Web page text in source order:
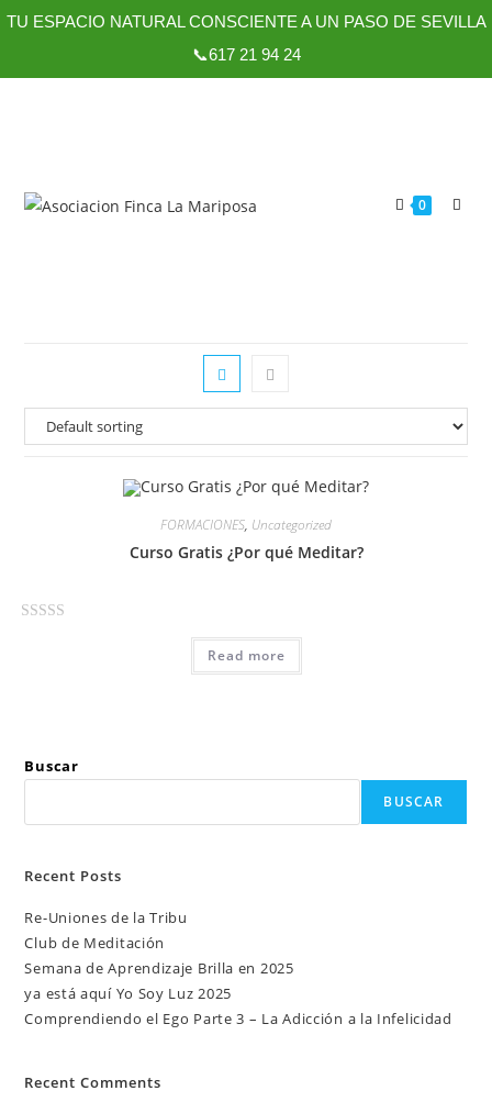
TU ESPACIO NATURAL CONSCIENTE A UN PASO DE SEVILLA
📞617 21 94 24
0
FORMACIONES, Uncategorized
Curso Gratis ¿Por qué Meditar?
o
t
f
Read more
Buscar
BUSCAR
Recent Posts
Re-Uniones de la Tribu
Club de Meditación
Semana de Aprendizaje Brilla en 2025
ya está aquí Yo Soy Luz 2025
Comprendiendo el Ego Parte 3 – La Adicción a la Infelicidad
Recent Comments